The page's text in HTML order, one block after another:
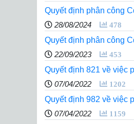
Quyết định phân công
28/08/2024
478
Quyết định phân công
22/09/2023
453
Quyết định 821 về việc
07/04/2022
1202
Quyết định 982 về việc
07/04/2022
1159